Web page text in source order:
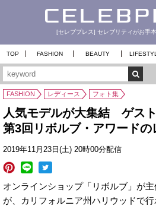
[セレブプレス] セレブリティがお手
TOP FASHION BEAUTY
FASHION レディース フォト集
人気モデルが大集結 ゲス
第3回リボルブ・アワードの
2019年11月23日(土) 20時00分配信
オンラインショップ「リボルブ」が
が、カリフォルニア州ハリウッドで